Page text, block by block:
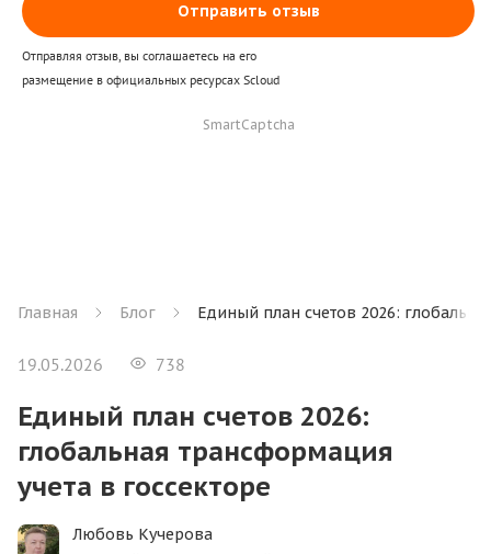
Отправить отзыв
Отправляя отзыв, вы соглашаетесь на его
размещение в официальных ресурсах Scloud
SmartCaptcha
Главная Блог Единый план счетов 2026:
19.05.2026 738
Единый план счетов 2026:
глобальная трансформация
учета в госсекторе
Любовь Кучерова